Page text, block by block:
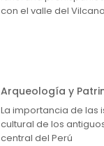
con el valle del
Arqueología y
La importancia de las
cultural de los
central del Perú